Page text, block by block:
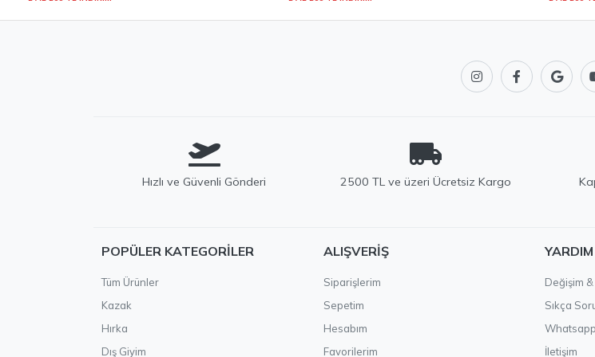
Hızlı ve Güvenli Gönderi 2500 TL ve üzeri Ücretsiz Kargo
POPÜLER KATEGORILER
Tüm Ürünler
Kazak
Hırka
Dış Giyim
ALIŞVERIŞ
Siparişlerim
Sepetim
Hesabım
Favorilerim
YARDIM
Değişim
Sıkça
İletişim